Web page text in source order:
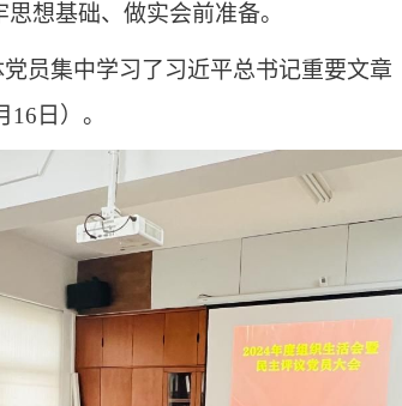
想基础、做实会前准备。
党员集中学习了习近平总书记重要文
日）。